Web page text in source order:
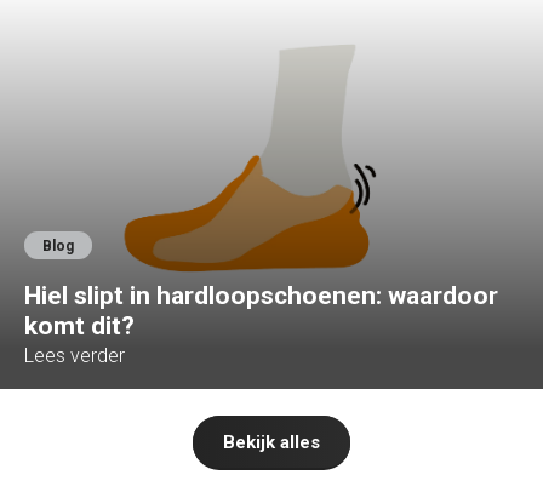
Blog
Hiel slipt in hardloopschoenen: waardoor
komt dit?
Lees verder
Bekijk alles